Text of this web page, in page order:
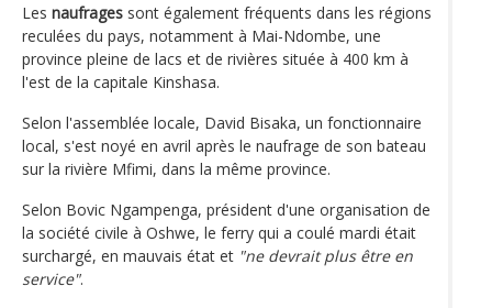
Les naufrages sont également fréquents dans les régions
reculées du pays, notamment à Mai-Ndombe, une
province pleine de lacs et de rivières située à 400 km à
l'est de la capitale Kinshasa.
Selon l'assemblée locale, David Bisaka, un fonctionnaire
local, s'est noyé en avril après le naufrage de son bateau
sur la rivière Mfimi, dans la même province.
Selon Bovic Ngampenga, président d'une organisation de
la société civile à Oshwe, le ferry qui a coulé mardi était
surchargé, en mauvais état et "ne devrait plus être en
service".